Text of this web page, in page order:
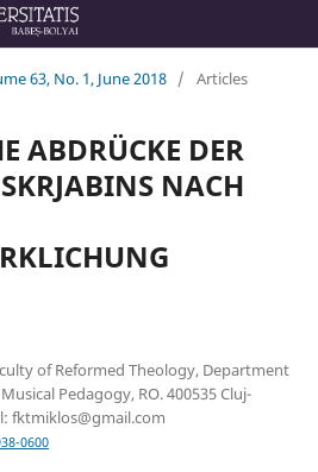
63, No. 1, June 2018 / Articles
ABDRÜCKE DER
NACH
of Reformed Theology, Department
Pedagogy, RO. 400535 Cluj-
fktmiklos@gmail.com
0600